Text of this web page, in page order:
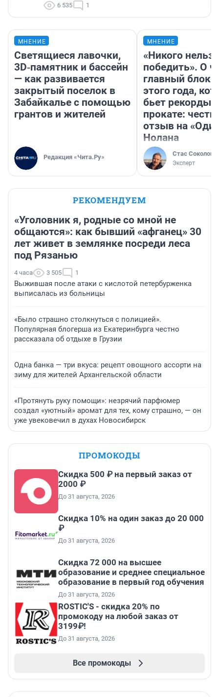
6 535 1
МНЕНИЕ
Светящиеся лавочки,
3D‑памятник и бассейн
— как развивается
закрытый поселок в
Забайкалье с помощью
грантов и жителей
Редакция «Чита.Ру»
МНЕНИЕ
«Никого нельзя
победить». О
главный
этого года,
бьет рекорды в
прокате:
отзыв на
Нолана
Стас Соколов
Эксперт
РЕКОМЕНДУЕМ
«Уголовник я, родные со мной не
общаются»: как бывший «афганец» 30
лет живет в землянке посреди леса
под Рязанью
4 часа 3 505 1
Выжившая после атаки с кислотой петербурженка
выписалась из больницы
«Было страшно столкнуться с полицией».
Популярная блогерша из Екатеринбурга честно
рассказала об отдыхе в Грузии
Одна банка — три вкуса: рецепт овощного ассорти на
зиму для жителей Архангельской области
«Протянуть руку помощи»: незрячий парфюмер
создал «уютный» аромат для тех, кому страшно, — он
уже увековечил в духах Новосибирск
ПРОМОКОДЫ
Скидка 500 ₽ на первый заказ от
2000 ₽
До 31 августа, 2026
Скидка 10% на один заказ до 20 000
₽
До 31 августа, 2026
Скидка 72 000 на высшее
образование и среднее специальное
образование в первый год обучения
До 31 августа, 2026
ROSTIC'S - скидка 20% по
промокоду на любой заказ от
3199₽!
До 31 августа, 2026
Все промокоды